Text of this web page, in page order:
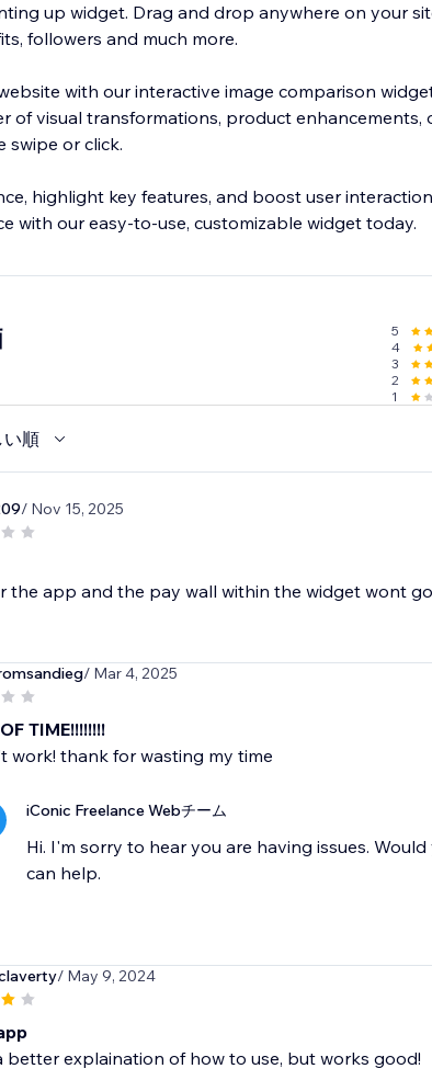
up widget. Drag and drop anywhere on your
followers and much more.
with our interactive image comparison
of visual transformations, product
swipe or click.
highlight key features, and boost user
with our easy-to-use, customizable widget today.
5
4
3
2
1
い順
/ Nov 15, 2025
the app and the pay wall within the widget wont
/ Mar 4, 2025
TIME!!!!!!!!
work! thank for wasting my time
iConic Freelance Webチーム
Hi. I'm sorry to hear you are having issues.
can help.
/ May 9, 2024
better explaination of how to use, but works good!